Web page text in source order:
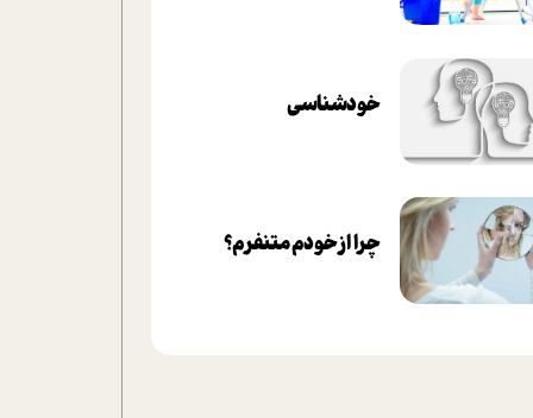
خودشناسی
چرا از خودم متنفرم؟